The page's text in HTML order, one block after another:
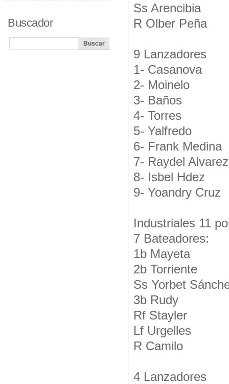
Ss Arencibia
R Olber Peña
9 Lanzadores
1- Casanova
2- Moinelo
3- Baños
4- Torres
5- Yalfredo
6- Frank Medina
7- Raydel Alvarez
8- Isbel Hdez
9- Yoandry Cruz
Industriales 11
7 Bateadores:
1b Mayeta
2b Torriente
Ss Yorbet
3b Rudy
Rf Stayler
Lf Urgelles
R Camilo
4 Lanzadores
Buscador